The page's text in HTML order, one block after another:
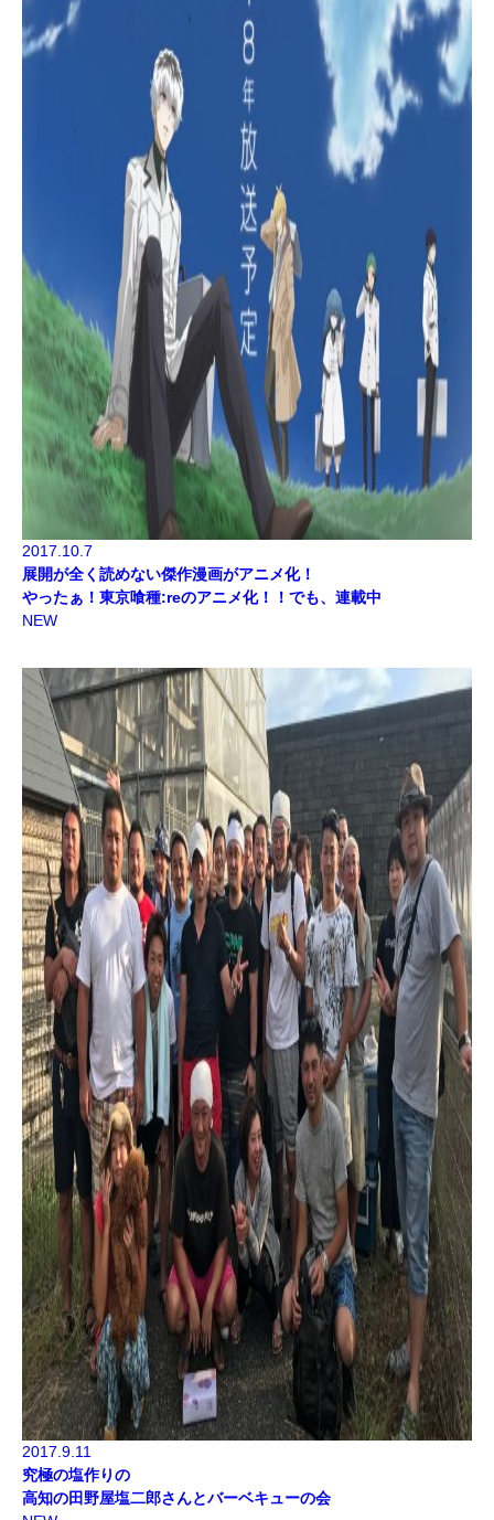
2017.10.7
展開が全く読めない傑作漫画がアニメ化！
やったぁ！東京喰種:reのアニメ化！！でも、連載中
NEW
2017.9.11
究極の塩作りの
高知の田野屋塩二郎さんとバーベキューの会